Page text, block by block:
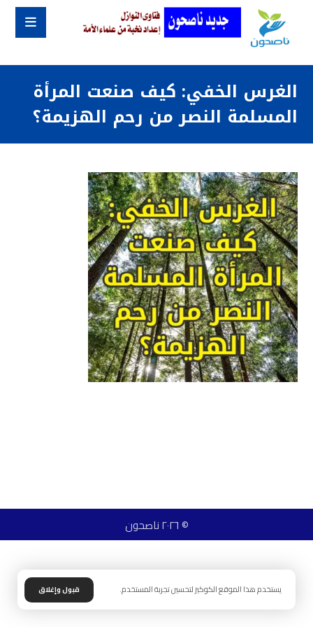
الغرس الخفي: كيف صنعت المرأة
المسلمة النصر من رحم الهزيمة؟
© ٢٠٢٦ ناصحون
يستخدم هذا الموقع الكوكيز لتحسين تجربة المستخدم. قبول وإغلاق